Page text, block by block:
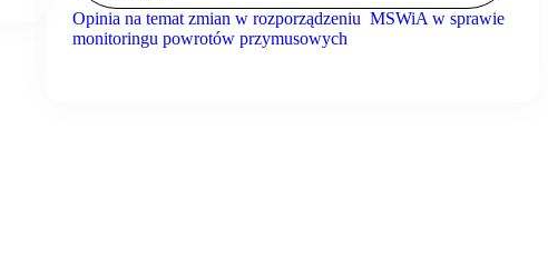
Opinia na temat zmian w rozporządzeniu MSWiA w sprawie
monitoringu powrotów przymusowych